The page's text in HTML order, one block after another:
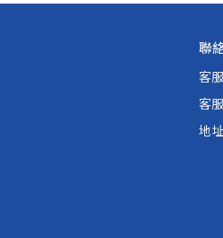
聯
客
客
地